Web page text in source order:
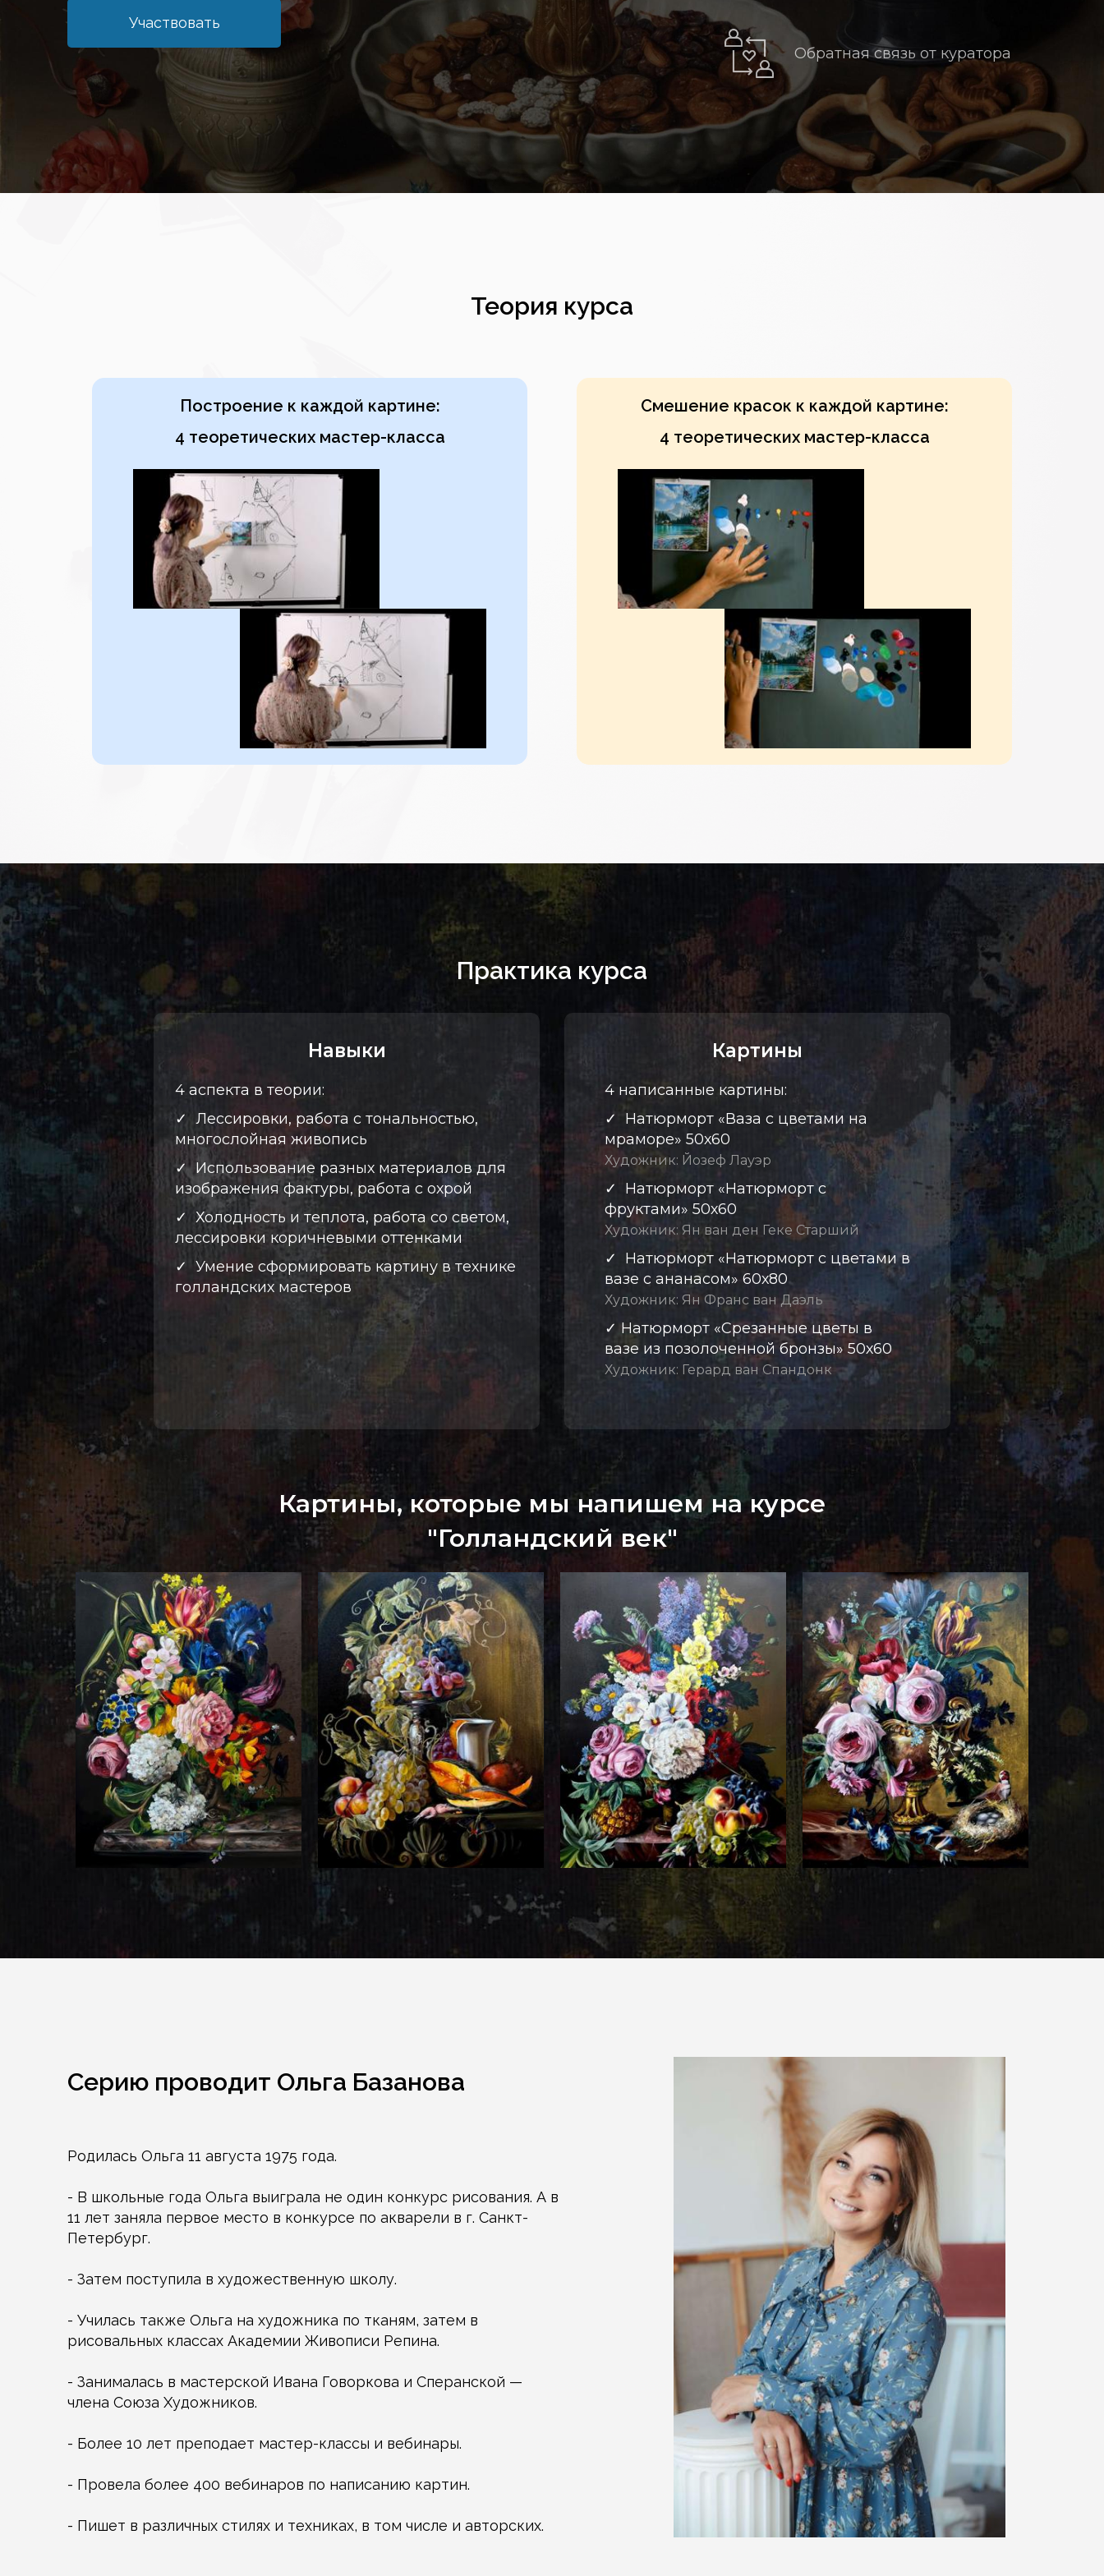
Участвовать
Обратная связь от куратора
Теория курса
Построение к каждой картине:
4 теоретических мастер-класса
Смешение красок к каждой картине:
4 теоретических мастер-класса
Практика курса
Навыки
4 аспекта в теории:
✓ Лессировки, работа с тональностью,
многослойная живопись
✓ Использование разных материалов для
изображения фактуры, работа с охрой
✓ Холодность и теплота, работа со светом,
лессировки коричневыми оттенками
✓ Умение сформировать картину в технике
голландских мастеров
Картины
4 написанные картины:
✓ Натюрморт «Ваза с цветами на
мраморе» 50х60
Художник: Йозеф Лауэр
✓ Натюрморт «Натюрморт с
фруктами» 50х60
Художник: Ян ван ден Геке Старший
✓ Натюрморт «Натюрморт с цветами в
вазе с ананасом» 60х80
Художник: Ян Франс ван Даэль
✓ Натюрморт «Срезанные цветы в
вазе из позолоченной бронзы» 50х60
Художник: Герард ван Спандонк
Картины, которые мы напишем на курсе
"Голландский век"
Серию проводит Ольга Базанова
Родилась Ольга 11 августа 1975 года.
- В школьные года Ольга выиграла не один конкурс рисования. А в
11 лет заняла первое место в конкурсе по акварели в г. Санкт-
Петербург.
- Затем поступила в художественную школу.
- Училась также Ольга на художника по тканям, затем в
рисовальных классах Академии Живописи Репина.
- Занималась в мастерской Ивана Говоркова и Сперанской —
члена Союза Художников.
- Более 10 лет преподает мастер-классы и вебинары.
- Провела более 400 вебинаров по написанию картин.
- Пишет в различных стилях и техниках, в том числе и авторских.